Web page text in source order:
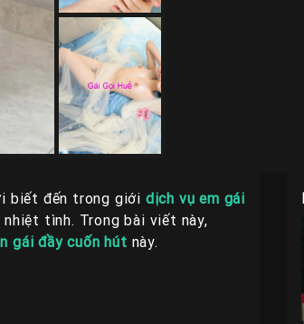
biết đến trong giới dịch vụ em gái
tình. Trong bài viết này,
gái đầy cuốn hút này.